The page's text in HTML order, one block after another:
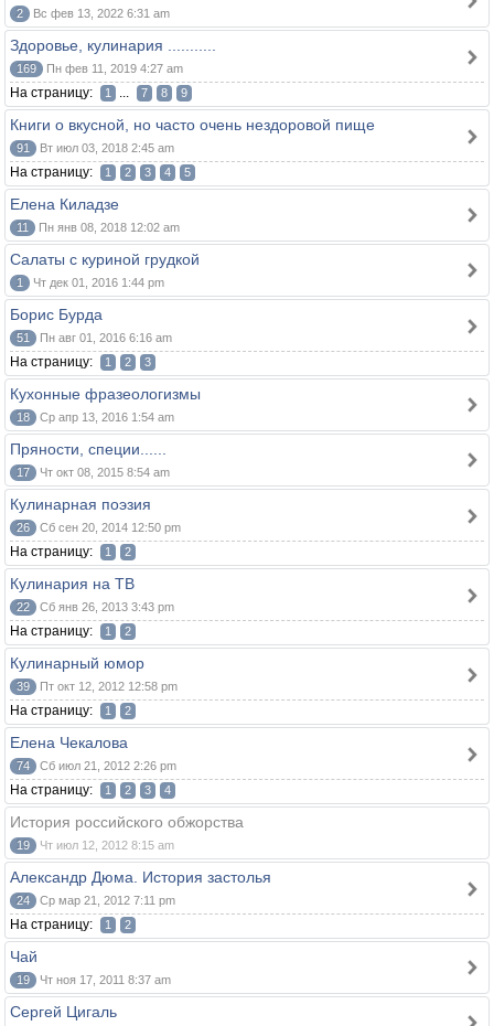
2 Вс фев 13, 2022 6:31 am
Здоровье, кулинария ...........
169 Пн фев 11, 2019 4:27 am
На страницу: 1 ... 7 8 9
Книги о вкусной, но часто очень нездоровой пище
91 Вт июл 03, 2018 2:45 am
На страницу: 1 2 3 4 5
Елена Киладзе
11 Пн янв 08, 2018 12:02 am
Салаты с куриной грудкой
1 Чт дек 01, 2016 1:44 pm
Борис Бурда
51 Пн авг 01, 2016 6:16 am
На страницу: 1 2 3
Кухонные фразеологизмы
18 Ср апр 13, 2016 1:54 am
Пряности, специи......
17 Чт окт 08, 2015 8:54 am
Кулинарная поэзия
26 Сб сен 20, 2014 12:50 pm
На страницу: 1 2
Кулинария на ТВ
22 Сб янв 26, 2013 3:43 pm
На страницу: 1 2
Кулинарный юмор
39 Пт окт 12, 2012 12:58 pm
На страницу: 1 2
Елена Чекалова
74 Сб июл 21, 2012 2:26 pm
На страницу: 1 2 3 4
История российского обжорства
19 Чт июл 12, 2012 8:15 am
Александр Дюма. История застолья
24 Ср мар 21, 2012 7:11 pm
На страницу: 1 2
Чай
19 Чт ноя 17, 2011 8:37 am
Сергей Цигаль